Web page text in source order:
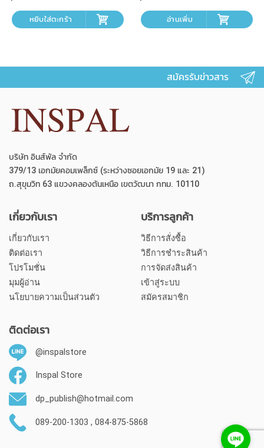
หยิบใส่ตะกร้า อ่านเพิ่ม
สมัครรับข่าวสาร
บริษัท อินส์พัล จำกัด
379/13 เอกมัยคอมเพล็กซ์ (ระหว่างซอยเอกมัย 19 และ 21)
ถ.สุขุมวิท 63 แขวงคลองตันเหนือ เขตวัฒนา กทม. 10110
เกี่ยวกับเรา
เกี่ยวกับเรา
ติดต่อเรา
โปรโมชั่น
มุมผู้อ่าน
นโยบายความเป็นส่วนตัว
บริการลูกค้า
วิธีการสั่งซื้อ
วิธีการชำระสินค้า
การจัดส่งสินค้า
เข้าสู่ระบบ
สมัครสมาชิก
ติดต่อเรา
@inspalstore
Inspal Store
dp_publish@hotmail.com
089-200-1303 , 084-875-5868